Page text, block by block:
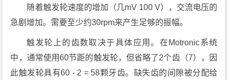
随着触发轮速度的增加（几mV 100 V），交流电压的
急剧增加。需要至少约30rpm来产生足够的振幅。
触发轮上的齿数取决于具体应用。在Motronic系统
中，通常使用60节距的触发轮，但省略了2个齿（7），因
此触发轮具有60 - 2 = 58颗牙齿。缺失齿的间隙被分配给